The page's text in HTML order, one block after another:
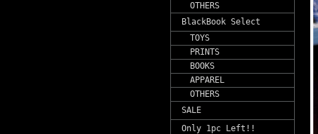
OTHERS
BlackBook Select
TOYS
PRINTS
BOOKS
APPAREL
OTHERS
SALE
Only 1pc Left!!